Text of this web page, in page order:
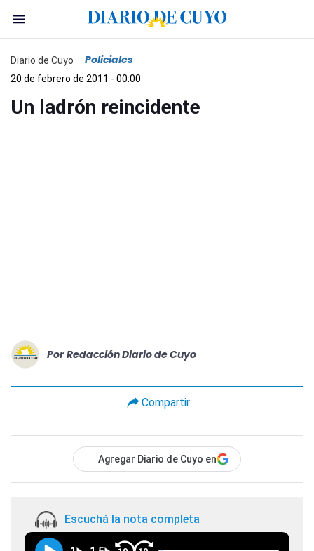
Diario de Cuyo Policiales
20 de febrero de 2011 - 00:00
Un ladrón reincidente
Por Redacción Diario de Cuyo
Compartir
Agregar Diario de Cuyo en
Escuchá la nota completa